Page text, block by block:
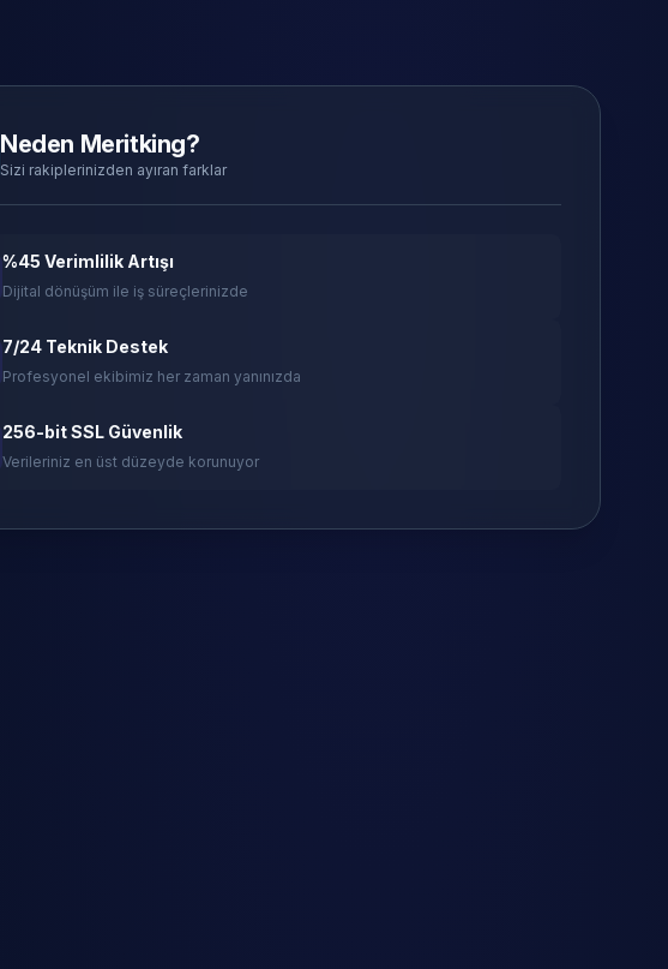
Neden Meritking?
Sizi rakiplerinizden ayıran farklar
%45 Verimlilik Artışı
Dijital dönüşüm ile iş süreçlerinizde
7/24 Teknik Destek
Profesyonel ekibimiz her zaman yanınızda
256-bit SSL Güvenlik
Verileriniz en üst düzeyde korunuyor